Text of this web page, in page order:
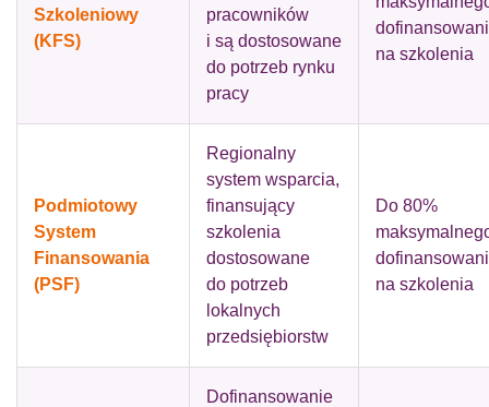
Szkoleniowy
(KFS)
pracowników
i są dostosowane
do potrzeb rynku
pracy
na szkolenia
Podmiotowy
System
Finansowania
(PSF)
Regionalny
system wsparcia,
finansujący
szkolenia
dostosowane
do potrzeb
lokalnych
przedsiębiorstw
Do 80%
na szkolenia
Dofinansowanie